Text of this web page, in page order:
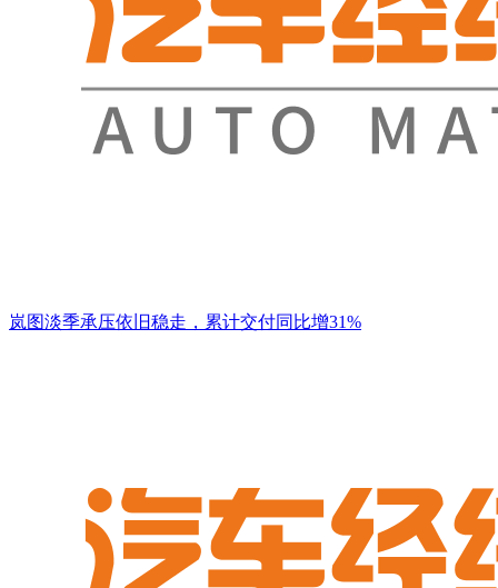
岚图淡季承压依旧稳走，累计交付同比增31%